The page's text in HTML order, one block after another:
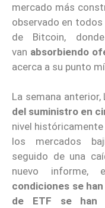
mercado más
observado en
de Bitcoin,
van absorbiendo
acerca a su punto
La semana anterior,
del suministro en
nivel
los mercados
seguido de una
nuevo informe,
condiciones se
de ETF se han